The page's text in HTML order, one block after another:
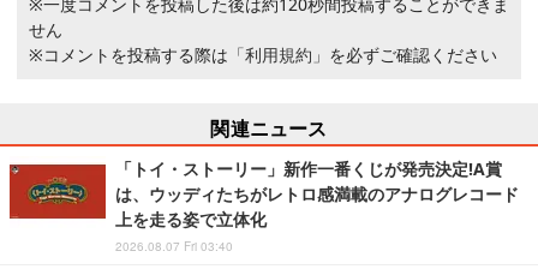
せん
※コメントを投稿する際は 「利用規約」 を必ずご確認ください
関連ニュース
「トイ・ストーリー」新作一番くじが発売決定!A賞
は、ウッディたちがレトロ感満載のアナログレコード
上を走る姿で立体化
2026.08.07 Fri 03:40